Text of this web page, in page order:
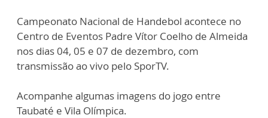
Campeonato Nacional de Handebol acontece no
Centro de Eventos Padre Vítor Coelho de Almeida
nos dias 04, 05 e 07 de dezembro, com
transmissão ao vivo pelo SporTV.
Acompanhe algumas imagens do jogo entre
Taubaté e Vila Olímpica.